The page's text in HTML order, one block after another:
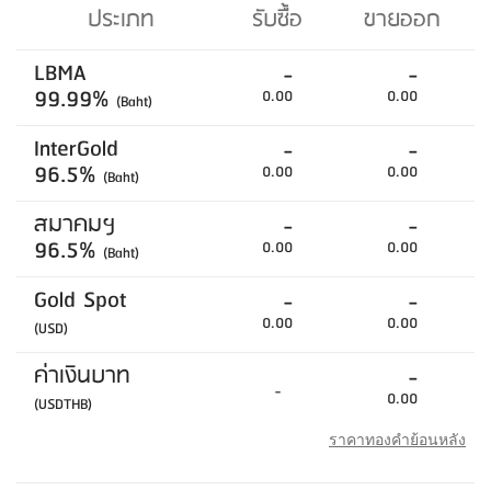
ประเภท รับซื้อ
ขายออก
LBMA
99.99% (Baht)
-
0.00
-
0.00
InterGold
96.5% (Baht)
-
0.00
-
0.00
สมาคมฯ
96.5% (Baht)
-
0.00
-
0.00
Gold Spot
(USD)
-
0.00
-
0.00
ค่าเงินบาท
(USDTHB) - -
0.00
ราคาทองคำย้อนหลัง